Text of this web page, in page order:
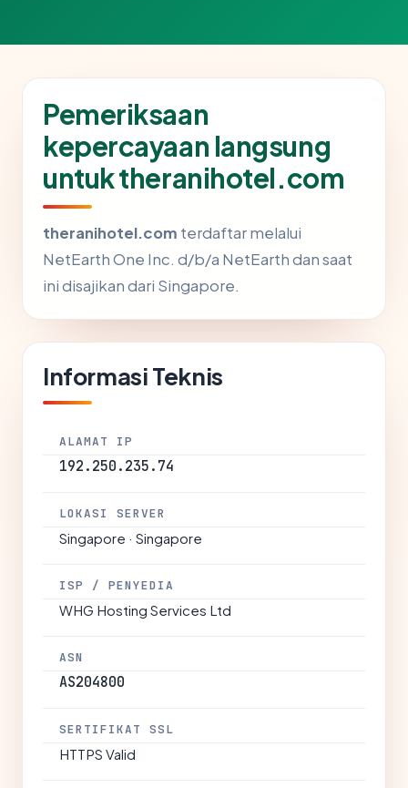
Pemeriksaan
kepercayaan langsung
untuk theranihotel.com
theranihotel.com terdaftar melalui
NetEarth One Inc. d/b/a NetEarth dan saat
ini disajikan dari Singapore.
Informasi Teknis
ALAMAT IP
192.250.235.74
LOKASI SERVER
Singapore · Singapore
ISP / PENYEDIA
WHG Hosting Services Ltd
ASN
AS204800
SERTIFIKAT SSL
HTTPS Valid